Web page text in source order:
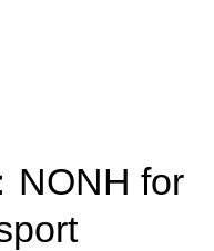
NONH for